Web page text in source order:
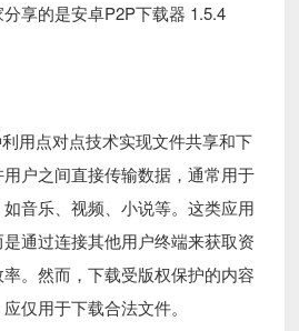
享的是安卓P2P下载器 1.5.4
用点对点技术实现文件共享和下
户之间直接传输数据，通常用于
音乐、视频、小说等。这类应用
通过连接其他用户终端来获取资
。然而，下载受版权保护的内容
仅用于下载合法文件。